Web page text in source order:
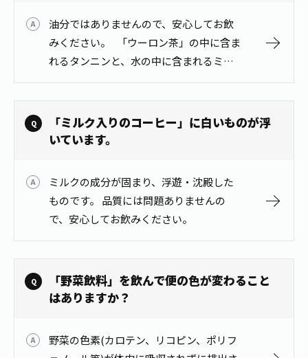
お茶の妖精
伊藤園レディス
健康体
Crazy Jasmine
油分ではありませんので、安心してお飲
みください。 「ウーロン茶」の中に含ま
れるタンニンと、水の中に含まれるミネ
ラル分が反応して油のように見えること
があります。品質に問題はございません
ので、安心してお飲みくだ…
「ミルク入りのコーヒー」に白いものが浮
いています。
ミルクの成分が固まり、浮遊・沈殿した
ものです。 品質には問題ありませんの
で、安心してお飲みください。
「野菜飲料」を飲んで便の色が変わること
はありますか？
野菜の色素(カロテン、リコピン、ポリフ